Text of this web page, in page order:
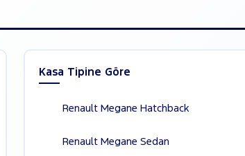
Kasa Tipine Göre
Renault Megane Hatchback
Renault Megane Sedan